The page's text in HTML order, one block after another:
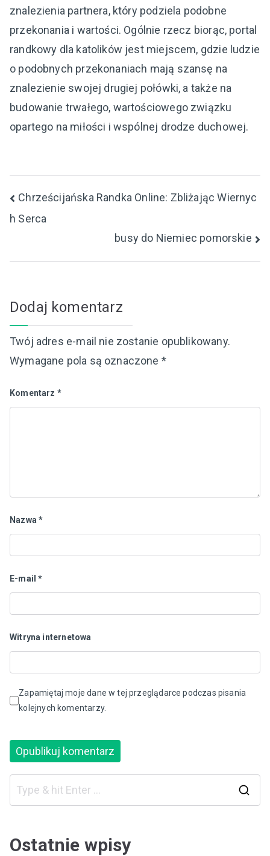
znalezienia partnera, który podziela podobne
przekonania i wartości. Ogólnie rzecz biorąc, portal
randkowy dla katolików jest miejscem, gdzie ludzie
o podobnych przekonaniach mają szansę na
znalezienie swojej drugiej połówki, a także na
budowanie trwałego, wartościowego związku
opartego na miłości i wspólnej drodze duchowej.
Nawigacja
wpisu
Chrześcijańska Randka Online: Zbliżając Wiernyc
h Serca
busy do Niemiec pomorskie
Dodaj komentarz
Twój adres e-mail nie zostanie opublikowany.
Wymagane pola są oznaczone *
Komentarz *
Nazwa*
E-mail*
Witryna internetowa
Zapamiętaj moje dane w tej przeglądarce podczas pisania
kolejnych komentarzy.
Ostatnie wpisy